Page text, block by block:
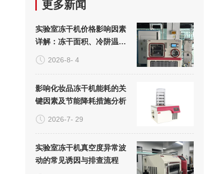
更多新闻
实验室冻干机价格影响因素
详解：冻干面积、冷阱温度
与真空系统的成本构成
2026-8- 4
影响化妆品冻干机能耗的关
键因素及节能降耗措施分析
2026-7- 29
实验室冻干机真空度异常波
动的常见诱因与排查流程